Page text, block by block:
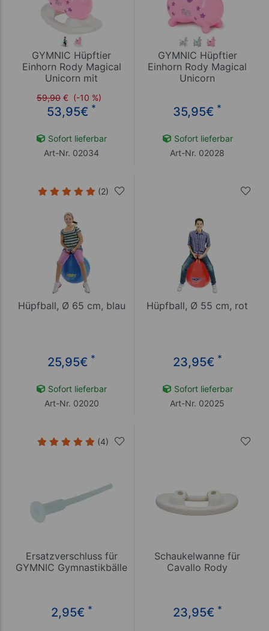
GYMNIC Hüpftier
Einhorn Rody Magical
Unicorn mit
59,90 € (-10 %)
53,95€ *
Sofort lieferbar
Art-Nr. 02034
GYMNIC Hüpftier
Einhorn Rody Magical
Unicorn
35,95€ *
Sofort lieferbar
Art-Nr. 02028
(2)
Hüpfball, Ø 65 cm, blau
25,95€ *
Sofort lieferbar
Art-Nr. 02020
Hüpfball, Ø 55 cm, rot
23,95€ *
Sofort lieferbar
Art-Nr. 02025
(4)
Ersatzverschluss für
GYMNIC Gymnastikbälle
2,95€ *
Schaukelwanne für
Cavallo Rody
23,95€ *